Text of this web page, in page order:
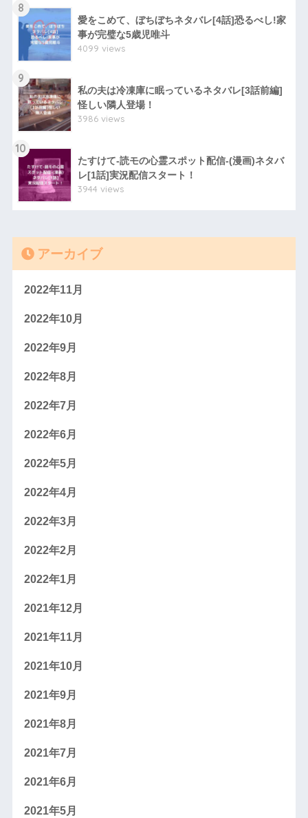
8
愛をこめて、ぼちぼちネタバレ[4話]恐るべし!家
事が完璧な5歳児唯斗
4099 views
9
私の夫は冷凍庫に眠っているネタバレ[3話前編]
怪しい隣人登場！
3986 views
10
たすけて-読モの心霊スポット配信-(漫画)ネタバ
レ[1話]実況配信スタート！
3944 views
アーカイブ
2022年11月
2022年10月
2022年9月
2022年8月
2022年7月
2022年6月
2022年5月
2022年4月
2022年3月
2022年2月
2022年1月
2021年12月
2021年11月
2021年10月
2021年9月
2021年8月
2021年7月
2021年6月
2021年5月